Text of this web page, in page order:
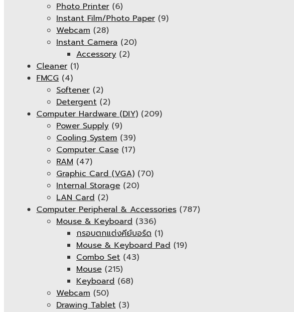
Photo Printer (6)
Instant Film/Photo Paper (9)
Webcam (28)
Instant Camera (20)
Accessory (2)
Cleaner (1)
FMCG (4)
Softener (2)
Detergent (2)
Computer Hardware (DIY) (209)
Power Supply (9)
Cooling System (39)
Computer Case (17)
RAM (47)
Graphic Card (VGA) (70)
Internal Storage (20)
LAN Card (2)
Computer Peripheral & Accessories (787)
Mouse & Keyboard (336)
กรอบตกแต่งคีย์บอร์ด (1)
Mouse & Keyboard Pad (19)
Combo Set (43)
Mouse (215)
Keyboard (68)
Webcam (50)
Drawing Tablet (3)